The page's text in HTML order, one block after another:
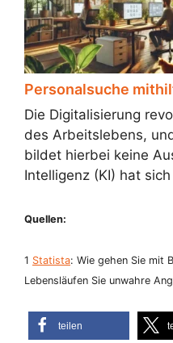
Personalsuche
Die Digitalisierung
des Arbeitslebens,
bildet hierbei keine
Intelligenz (KI) hat
Quellen:
1 Statista: Wie gehen Sie mit
Lebensläufen Sie unwahre
teilen